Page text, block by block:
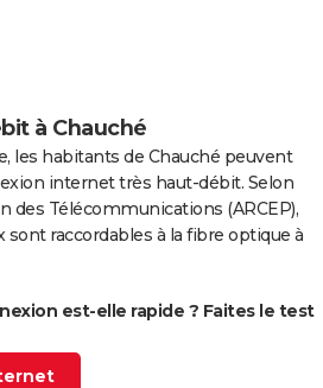
à Chauché
les habitants de Chauché peuvent
internet très haut-débit. Selon
des Télécommunications (ARCEP),
sont raccordables à la fibre optique à
est-elle rapide ? Faites le test